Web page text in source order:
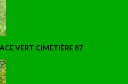
VERT CIMETIÈRE 87